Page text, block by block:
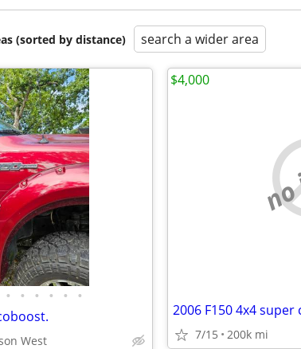
(sorted by distance) search a wider area
• • • • • •
West
2006 F150 4x4 super
7/15 200k mi
$4,000